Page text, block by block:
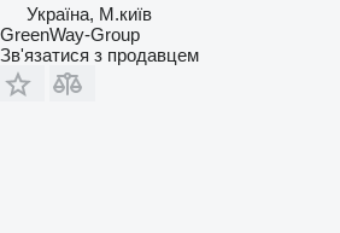
Україна, М.київ
GreenWay-Group
Зв'язатися з продавцем